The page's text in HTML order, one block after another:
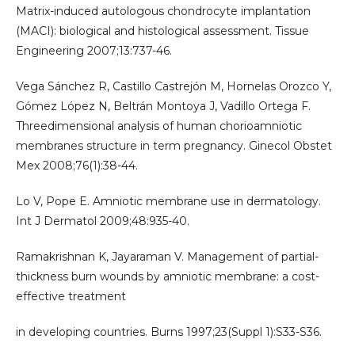
Matrix-induced autologous chondrocyte implantation
(MACI): biological and histological assessment. Tissue
Engineering 2007;13:737-46.
Vega Sánchez R, Castillo Castrejón M, Hornelas Orozco Y,
Gómez López N, Beltrán Montoya J, Vadillo Ortega F.
Threedimensional analysis of human chorioamniotic
membranes structure in term pregnancy. Ginecol Obstet
Mex 2008;76(1):38-44.
Lo V, Pope E. Amniotic membrane use in dermatology.
Int J Dermatol 2009;48:935-40.
Ramakrishnan K, Jayaraman V. Management of partial-
thickness burn wounds by amniotic membrane: a cost-
effective treatment
in developing countries. Burns 1997;23(Suppl 1):S33-S36.